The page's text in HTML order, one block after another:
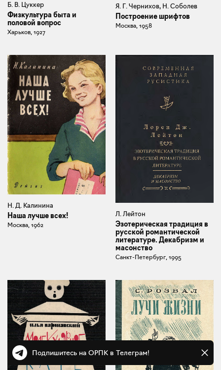
Б. В. Цуккер
Физкультура быта и
половой вопрос
Харьков, 1927
Я. Г. Чернихов, Н. Соболев
Построение шрифтов
Москва, 1958
Н. Д. Калинина
Наша лучше всех!
Москва, 1962
Л. Лейтон
Эзотерическая традиция в
русской романтической
литературе. Декабризм и
масонство
Санкт-Петербург, 1995
Подпишитесь на ОРПК в Телеграм!